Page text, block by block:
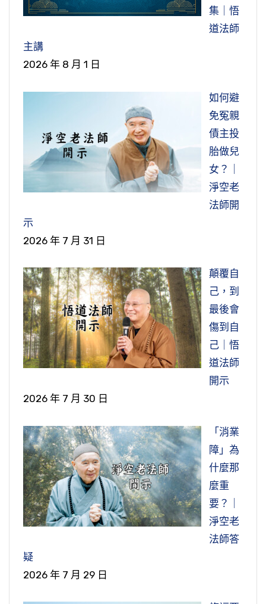
集｜悟
道法師
主講
2026 年 8 月 1 日
如何避
免冤親
債主投
胎做兒
女？｜
淨空老
法師開
示
2026 年 7 月 31 日
顛覆自
己，到
最後會
傷到自
己｜悟
道法師
開示
2026 年 7 月 30 日
「消業
障」為
什麼那
麼重
要？｜
淨空老
法師答
疑
2026 年 7 月 29 日